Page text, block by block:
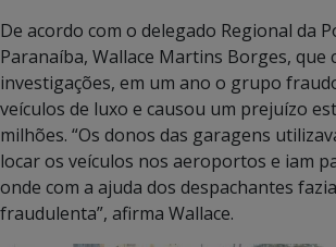
De acordo com o delegado Regional da
Paranaíba, Wallace Martins Borges, que
investigações, em um ano o grupo
veículos de luxo e causou um prejuízo
milhões. “Os donos das garagens
locar os veículos nos aeroportos e iam
onde com a ajuda dos despachantes
fraudulenta”, afirma Wallace.